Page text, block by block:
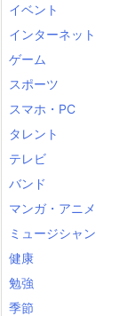
イベント
インターネット
ゲーム
スポーツ
スマホ・PC
タレント
テレビ
バンド
マンガ・アニメ
ミュージシャン
健康
勉強
季節